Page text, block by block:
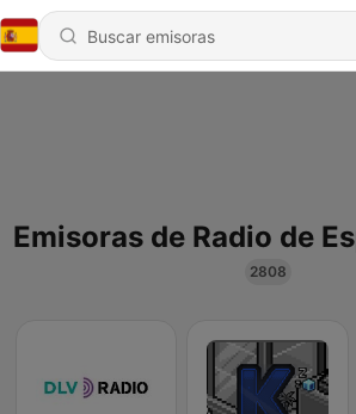
Emisoras de Radio de
2808